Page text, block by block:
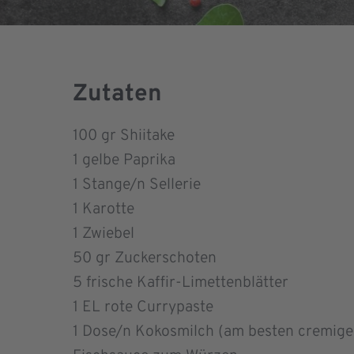
Zutaten
100 gr Shiitake
1 gelbe Paprika
1 Stange/n Sellerie
1 Karotte
1 Zwiebel
50 gr Zuckerschoten
5 frische Kaffir-Limettenblätter
1 EL rote Currypaste
1 Dose/n Kokosmilch (am besten